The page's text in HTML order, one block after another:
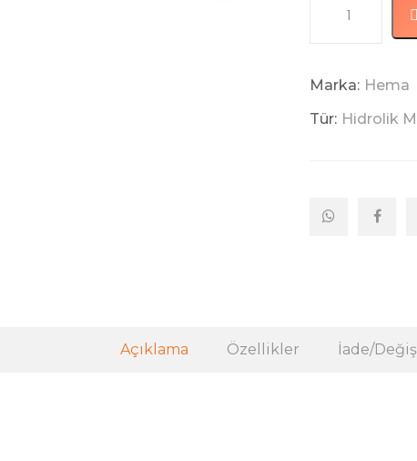
Marka: Hema
Tür: Hidrolik
Açıklama Özellikler İade/